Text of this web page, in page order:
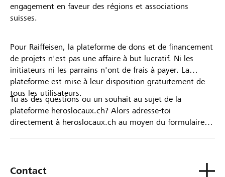
engagement en faveur des régions et associations
suisses.
Pour Raiffeisen, la plateforme de dons et de financement
de projets n'est pas une affaire à but lucratif. Ni les
initiateurs ni les parrains n'ont de frais à payer. La
plateforme est mise à leur disposition gratuitement de
tous les utilisateurs.
Tu as des questions ou un souhait au sujet de la
plateforme heroslocaux.ch? Alors adresse-toi
directement à heroslocaux.ch au moyen du formulaire
Contact